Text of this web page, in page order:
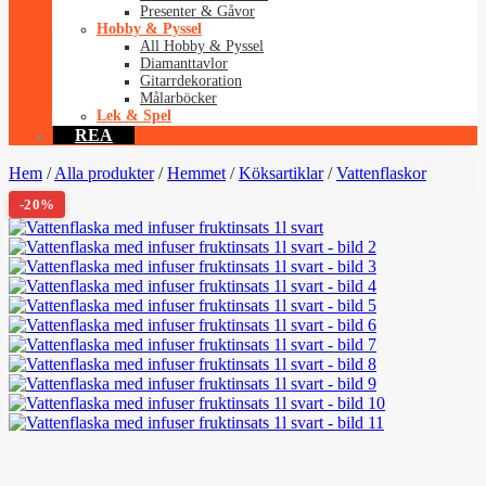
Presenter & Gåvor
Hobby & Pyssel
All Hobby & Pyssel
Diamanttavlor
Gitarrdekoration
Målarböcker
Lek & Spel
REA
Hem / Alla produkter / Hemmet / Köksartiklar / Vattenflaskor
-20%